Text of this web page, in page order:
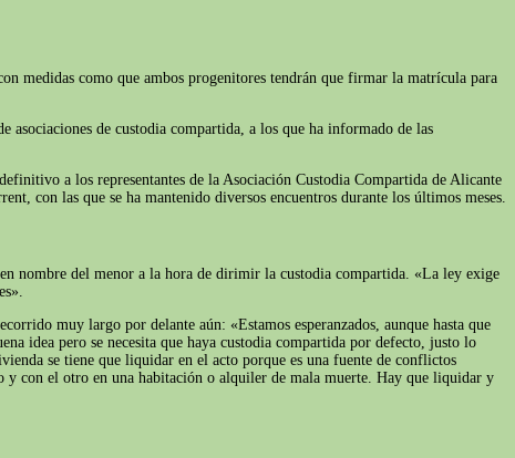
medidas como que ambos progenitores tendrán que firmar la matrícula para
asociaciones de custodia compartida, a los que ha informado de las
a los representantes de la Asociación Custodia Compartida de Alicante
con las que se ha mantenido diversos encuentros durante los últimos meses.
nombre del menor a la hora de dirimir la custodia compartida. «La ley exige
muy largo por delante aún: «Estamos esperanzados, aunque hasta que
idea pero se necesita que haya custodia compartida por defecto, justo lo
se tiene que liquidar en el acto porque es una fuente de conflictos
y con el otro en una habitación o alquiler de mala muerte. Hay que liquidar y